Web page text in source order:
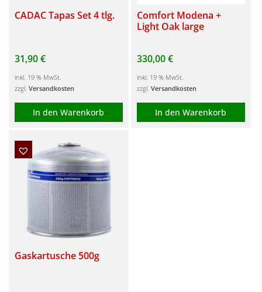
CADAC Tapas Set 4 tlg.
31,90€
inkl. 19 % MwSt.
zzgl. Versandkosten
In den Warenkorb
Comfort Modena +
Light Oak large
330,00€
inkl. 19 % MwSt.
zzgl. Versandkosten
In den Warenkorb
Gaskartusche 500g